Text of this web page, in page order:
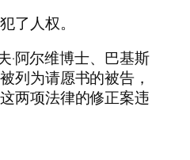
了人权。
·阿尔维博士、巴基斯
列为请愿书的被告，
两项法律的修正案违